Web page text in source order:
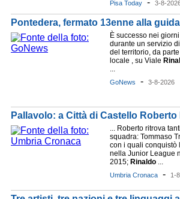
Pisa Today - 3-8-
Pontedera, fermato 13enne alla
È successo nei
durante un servizio
del territorio, da
locale , su Viale
...
GoNews - 3-8-2026
Pallavolo: a Città di Castello
... Roberto ritrova
squadra: Tommaso
con i quali conquistò
nella Junior League
2015; Rinaldo ...
Umbria Cronaca - 1-